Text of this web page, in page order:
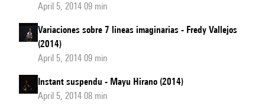
April 5, 2014 09 min
Variaciones sobre 7 lineas imaginarias - Fredy Vallejos
(2014)
April 5, 2014 09 min
Instant suspendu - Mayu Hirano (2014)
April 5, 2014 08 min